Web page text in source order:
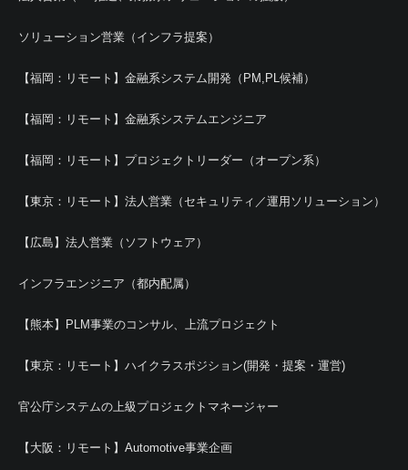
ソリューション営業（インフラ提案）
【福岡：リモート】金融系システム開発（PM,PL候補）
【福岡：リモート】金融系システムエンジニア
【福岡：リモート】プロジェクトリーダー（オープン系）
【東京：リモート】法人営業（セキュリティ／運用ソリューション）
【広島】法人営業（ソフトウェア）
インフラエンジニア（都内配属）
【熊本】PLM事業のコンサル、上流プロジェクト
【東京：リモート】ハイクラスポジション(開発・提案・運営)
官公庁システムの上級プロジェクトマネージャー
【大阪：リモート】Automotive事業企画